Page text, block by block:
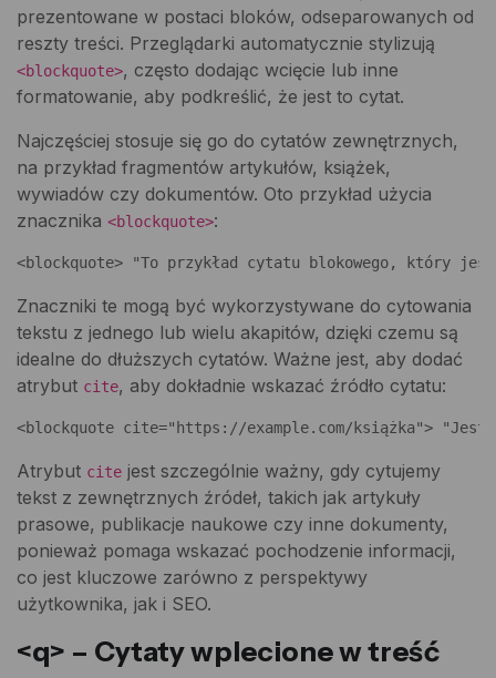
prezentowane w postaci bloków, odseparowanych od
reszty treści. Przeglądarki automatycznie stylizują
<blockquote>, często dodając wcięcie lub inne
formatowanie, aby podkreślić, że jest to cytat.
Najczęściej stosuje się go do cytatów zewnętrznych,
na przykład fragmentów artykułów, książek,
wywiadów czy dokumentów. Oto przykład użycia
znacznika <blockquote>:
<blockquote> "To przykład cytatu blokowego, który
Znaczniki te mogą być wykorzystywane do cytowania
tekstu z jednego lub wielu akapitów, dzięki czemu są
idealne do dłuższych cytatów. Ważne jest, aby dodać
atrybut cite, aby dokładnie wskazać źródło cytatu:
<blockquote cite="https://example.com/książka">
Atrybut cite jest szczególnie ważny, gdy cytujemy
tekst z zewnętrznych źródeł, takich jak artykuły
prasowe, publikacje naukowe czy inne dokumenty,
ponieważ pomaga wskazać pochodzenie informacji,
co jest kluczowe zarówno z perspektywy
użytkownika, jak i SEO.
<q> – Cytaty wplecione w treść